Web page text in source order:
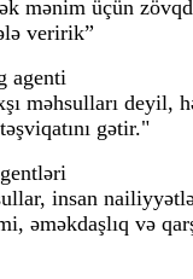
mənim üçün
veririk”
agenti
məhsulları deyil,
gətir."
insan
əməkdaşlıq və